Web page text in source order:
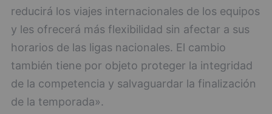
reducirá los viajes internacionales de los equipos
y les ofrecerá más flexibilidad sin afectar a sus
horarios de las ligas nacionales. El cambio
también tiene por objeto proteger la integridad
de la competencia y salvaguardar la finalización
de la temporada».